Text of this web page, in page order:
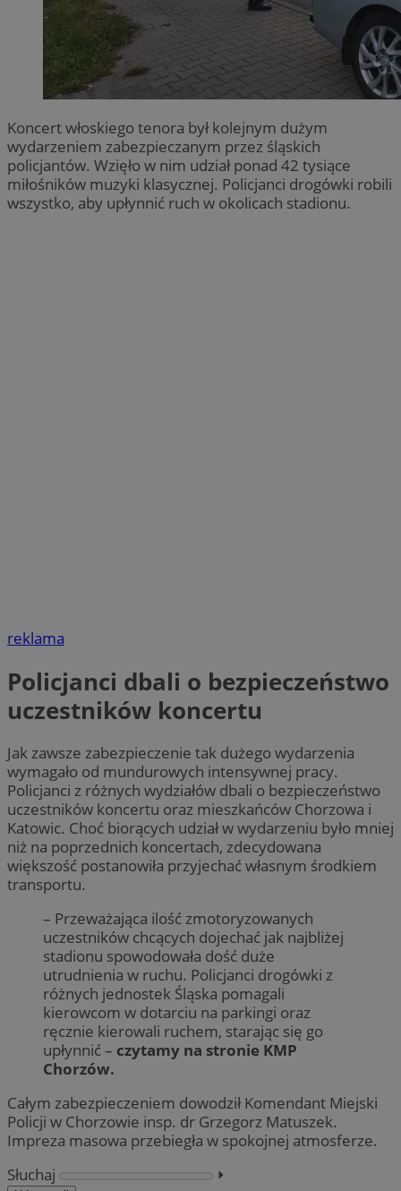
Koncert włoskiego tenora był kolejnym dużym
wydarzeniem zabezpieczanym przez śląskich
policjantów. Wzięło w nim udział ponad 42 tysiące
miłośników muzyki klasycznej. Policjanci drogówki robili
wszystko, aby upłynnić ruch w okolicach stadionu.
reklama
Policjanci dbali o bezpieczeństwo
uczestników koncertu
Jak zawsze zabezpieczenie tak dużego wydarzenia
wymagało od mundurowych intensywnej pracy.
Policjanci z różnych wydziałów dbali o bezpieczeństwo
uczestników koncertu oraz mieszkańców Chorzowa i
Katowic. Choć biorących udział w wydarzeniu było mniej
niż na poprzednich koncertach, zdecydowana
większość postanowiła przyjechać własnym środkiem
transportu.
– Przeważająca ilość zmotoryzowanych
uczestników chcących dojechać jak najbliżej
stadionu spowodowała dość duże
utrudnienia w ruchu. Policjanci drogówki z
różnych jednostek Śląska pomagali
kierowcom w dotarciu na parkingi oraz
ręcznie kierowali ruchem, starając się go
upłynnić – czytamy na stronie KMP
Chorzów.
Całym zabezpieczeniem dowodził Komendant Miejski
Policji w Chorzowie insp. dr Grzegorz Matuszek.
Impreza masowa przebiegła w spokojnej atmosferze.
Słuchaj
⏵︎